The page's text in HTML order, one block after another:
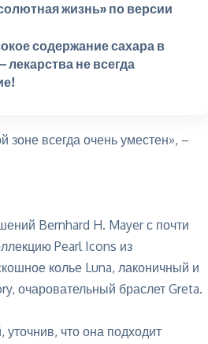
жизнь» по версии
содержание сахара в
лекарства не всегда
зоне всегда очень уместен», –
Bernhard H. Mayer с почти
Pearl Icons из
колье Luna, лаконичный и
очаровательный браслет Greta.
что она подходит